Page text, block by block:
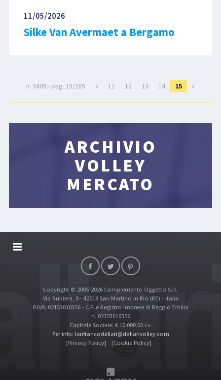
11/05/2026
Silke Van Avermaet a Bergamo
n. 3409 - pag. 15/285 « 11 12 13 14 15 »
ARCHIVIO
VOLLEY
MERCATO
DALLARIVOLLEY SOSTIENE
TOP RICERCHECopyright © 2005-2026 Complemento Oggetto S.r.l.
Via Rubiera, 9 - 42018 San Martino in Rio (RE) - Italia
P.IVA: 02153010356 - C.F. e Registro Imprese di Reggio Emilia
n. 02153010356
Capitale Sociale: € 10.000,00 i.v.
Per info: lanfrancodallari@dallarivolley.com
[Privacy Policy]
[Cookie Policy]